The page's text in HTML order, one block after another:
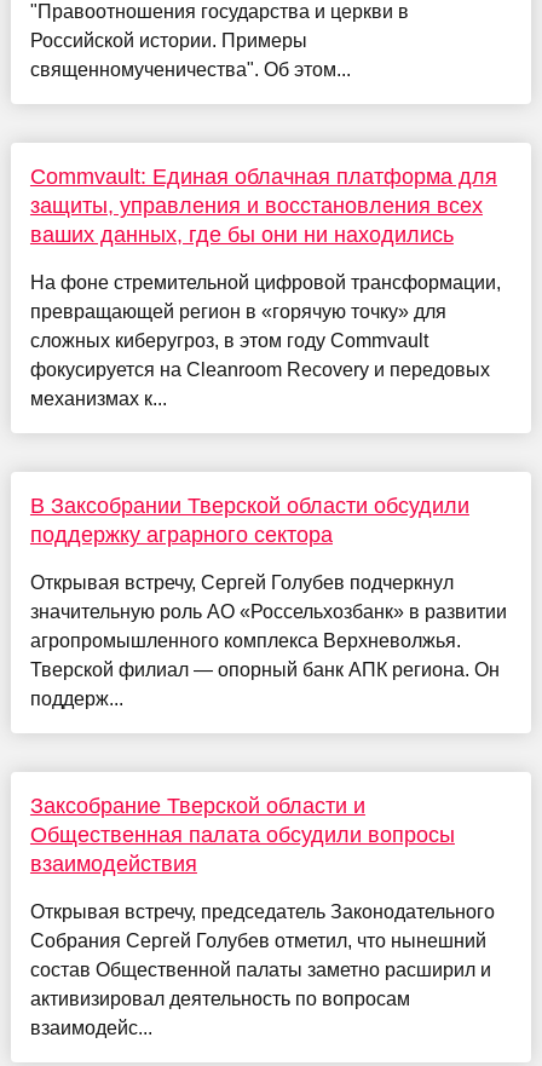
"Правоотношения государства и церкви в
Российской истории. Примеры
священномученичества". Об этом...
Commvault: Единая облачная платформа для
защиты, управления и восстановления всех
ваших данных, где бы они ни находились
На фоне стремительной цифровой трансформации,
превращающей регион в «горячую точку» для
сложных киберугроз, в этом году Commvault
фокусируется на Cleanroom Recovery и передовых
механизмах к...
В Заксобрании Тверской области обсудили
поддержку аграрного сектора
Открывая встречу, Сергей Голубев подчеркнул
значительную роль АО «Россельхозбанк» в развитии
агропромышленного комплекса Верхневолжья.
Тверской филиал — опорный банк АПК региона. Он
поддерж...
Заксобрание Тверской области и
Общественная палата обсудили вопросы
взаимодействия
Открывая встречу, председатель Законодательного
Собрания Сергей Голубев отметил, что нынешний
состав Общественной палаты заметно расширил и
активизировал деятельность по вопросам
взаимодейс...